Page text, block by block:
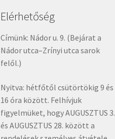
Elérhetőség
Címünk: Nádor u. 9. (Bejárat a
Nádor utca–Zrínyi utca sarok
felől.)
Nyitva: hétfőtől csütörtökig 9 és
16 óra között. Felhívjuk
figyelmüket, hogy AUGUSZTUS 3.
és AUGUSZTUS 28. között a